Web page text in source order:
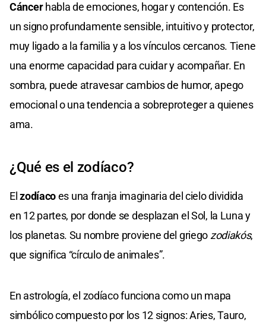
Cáncerhabla de emociones, hogar y contención. Es
un signo profundamente sensible, intuitivo y protector,
muy ligado a la familia y a los vínculos cercanos. Tiene
una enorme capacidad para cuidar y acompañar. En
sombra, puede atravesar cambios de humor, apego
emocional o una tendencia a sobreproteger a quienes
ama.
¿Qué es el zodíaco?
Elzodíacoes una franja imaginaria del cielo dividida
en 12 partes, por donde se desplazan el Sol, la Luna y
los planetas. Su nombre proviene del griego zodiakós,
que significa “círculo de animales”.
En astrología, el zodíaco funciona como un mapa
simbólico compuesto por los 12 signos: Aries, Tauro,